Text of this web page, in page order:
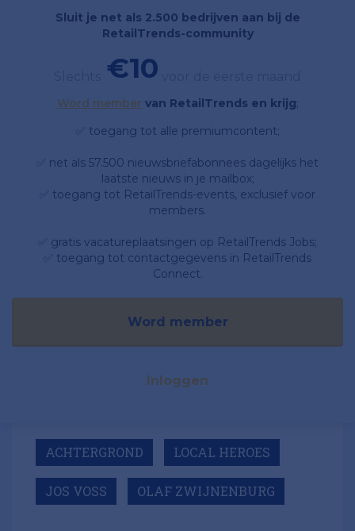
Sluit je net als 2.500 bedrijven aan bij de
RetailTrends-community
€10
Word member van RetailTrends en krijg;
✅ toegang tot alle premiumcontent;
✅ net als 57.500 nieuwsbriefabonnees dagelijks het
laatste nieuws in je mailbox;
✅ toegang tot RetailTrends-events, exclusief voor
members.
✅ gratis vacatureplaatsingen op RetailTrends Jobs;
✅ toegang tot contactgegevens in RetailTrends
Connect.
Word member
Inloggen
ACHTERGROND LOCAL HEROES
JOS VOSS OLAF ZWIJNENBURG